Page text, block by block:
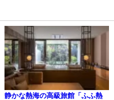
静かな熱海の高級旅館「ふふ熱